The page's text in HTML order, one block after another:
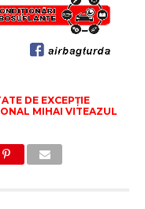
DE EXCEPȚIE
MIHAI VITEAZUL